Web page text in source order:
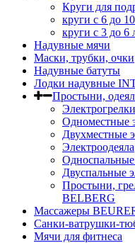
Круги для
круги с 6 до
круги c 3 до 6
Надувные мячи
Маски, трубки, очки
Надувные батуты
Лодки надувные
Простыни,
Электрогрелки
Одноместные
Двухместные
Электроодеяла
Двуспальные
Простыни,
BELBERG
Массажеры
Санки-ватрушки-
Мячи для фитнеса